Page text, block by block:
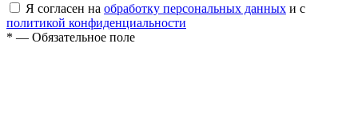
Я согласен на обработку персональных данных и с
политикой конфиденциальности
* — Обязательное поле